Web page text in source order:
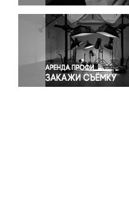
Светская жизнь
Спорт
Экология
Экономика и бизнес